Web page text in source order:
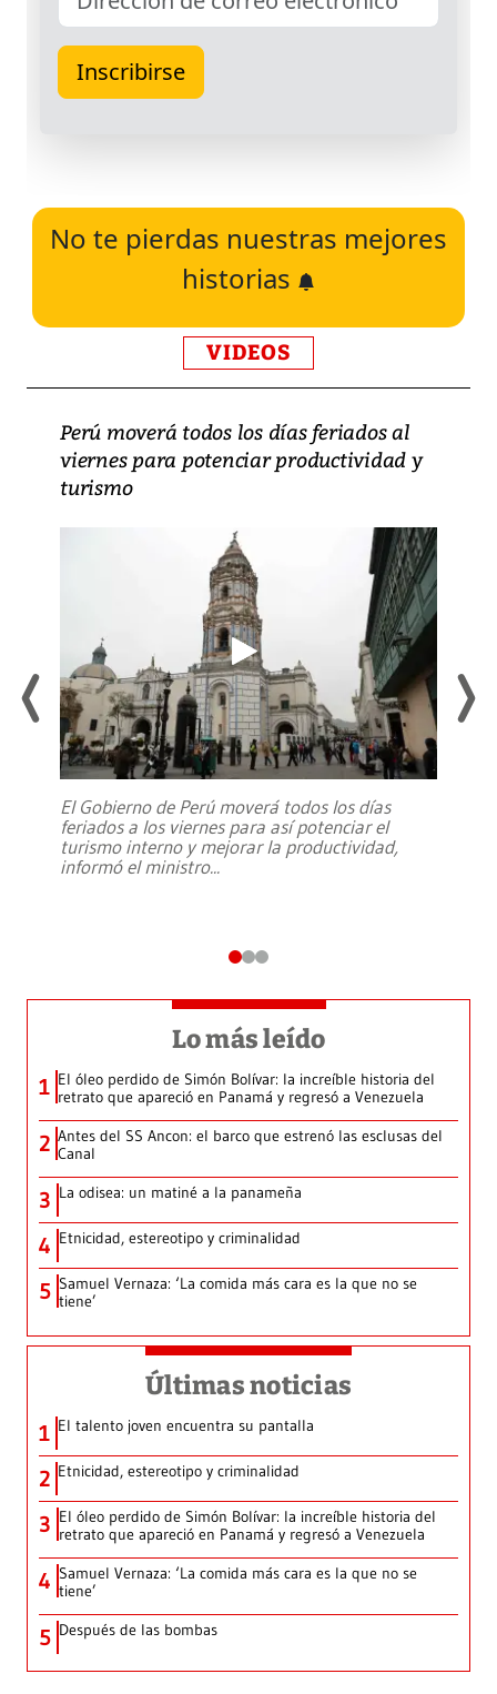
No te pierdas nuestras mejores
historias
VIDEOS
Perú moverá todos los días feriados al
viernes para potenciar productividad y
turismo
El Gobierno de Perú moverá todos los días
feriados a los viernes para así potenciar el
turismo interno y mejorar la productividad,
informó el ministro...
Lo más leído
1 El óleo perdido de Simón Bolívar: la increíble historia del
retrato que apareció en Panamá y regresó a Venezuela
2 Antes del SS Ancon: el barco que estrenó las esclusas del
Canal
3 La odisea: un matiné a la panameña
4 Etnicidad, estereotipo y criminalidad
5 Samuel Vernaza: ‘La comida más cara es la que no se
tiene’
Últimas noticias
1 El talento joven encuentra su pantalla​
2 Etnicidad, estereotipo y criminalidad
3 El óleo perdido de Simón Bolívar: la increíble historia del
retrato que apareció en Panamá y regresó a Venezuela
4 Samuel Vernaza: ‘La comida más cara es la que no se
tiene’
5 Después de las bombas